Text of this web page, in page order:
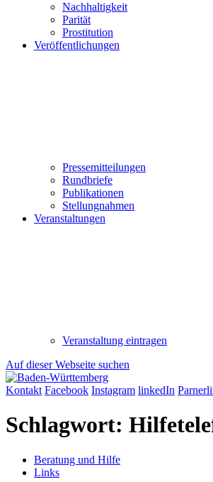
Nachhaltigkeit
Parität
Prostitution
Veröffentlichungen
Pressemitteilungen
Rundbriefe
Publikationen
Stellungnahmen
Veranstaltungen
Veranstaltung eintragen
Auf dieser Webseite suchen
Kontakt Facebook Instagram linkedIn
Schlagwort:
Beratung und Hilfe
Links